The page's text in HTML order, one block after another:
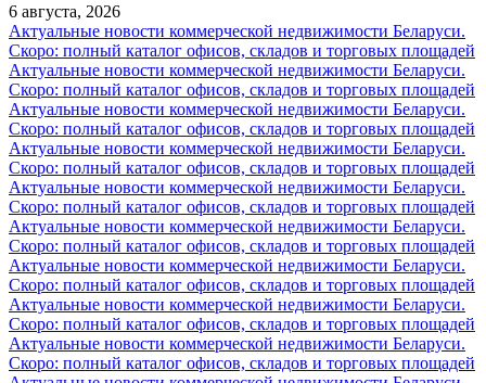
6 августа, 2026
Актуальные новости коммерческой недвижимости Беларуси.
Скоро: полный каталог офисов, складов и торговых площадей
Актуальные новости коммерческой недвижимости Беларуси.
Скоро: полный каталог офисов, складов и торговых площадей
Актуальные новости коммерческой недвижимости Беларуси.
Скоро: полный каталог офисов, складов и торговых площадей
Актуальные новости коммерческой недвижимости Беларуси.
Скоро: полный каталог офисов, складов и торговых площадей
Актуальные новости коммерческой недвижимости Беларуси.
Скоро: полный каталог офисов, складов и торговых площадей
Актуальные новости коммерческой недвижимости Беларуси.
Скоро: полный каталог офисов, складов и торговых площадей
Актуальные новости коммерческой недвижимости Беларуси.
Скоро: полный каталог офисов, складов и торговых площадей
Актуальные новости коммерческой недвижимости Беларуси.
Скоро: полный каталог офисов, складов и торговых площадей
Актуальные новости коммерческой недвижимости Беларуси.
Скоро: полный каталог офисов, складов и торговых площадей